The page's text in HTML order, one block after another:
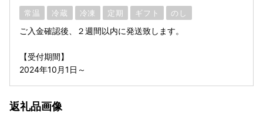
常温 冷蔵 冷凍 定期 ギフト のし
ご入金確認後、２週間以内に発送致します。
【受付期間】
2024年10月1日～
返礼品画像